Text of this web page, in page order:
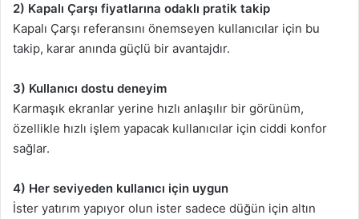
2) Kapalı Çarşı fiyatlarına odaklı pratik takip
Kapalı Çarşı referansını önemseyen kullanıcılar için bu
takip, karar anında güçlü bir avantajdır.
3) Kullanıcı dostu deneyim
Karmaşık ekranlar yerine hızlı anlaşılır bir görünüm,
özellikle hızlı işlem yapacak kullanıcılar için ciddi konfor
sağlar.
4) Her seviyeden kullanıcı için uygun
İster yatırım yapıyor olun ister sadece düğün için altın